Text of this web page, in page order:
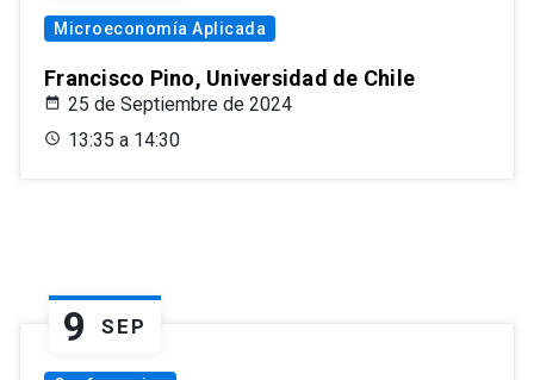
Microeconomía Aplicada
Francisco Pino, Universidad de Chile
25 de Septiembre de 2024
13:35 a 14:30
9 SEP